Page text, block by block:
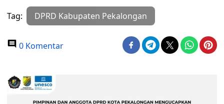
Tag: DPRD Kabupaten Pekalongan
0 Komentar